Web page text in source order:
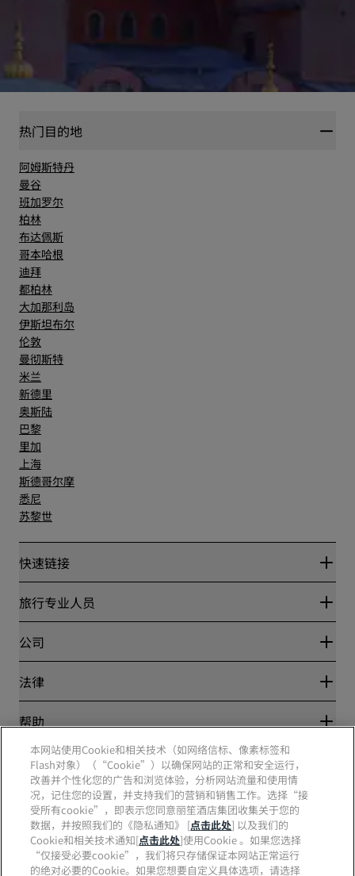
热门目的地
阿姆斯特丹
曼谷
班加罗尔
柏林
布达佩斯
哥本哈根
迪拜
都柏林
大加那利岛
伊斯坦布尔
伦敦
曼彻斯特
米兰
新德里
奥斯陆
巴黎
里加
上海
斯德哥尔摩
悉尼
苏黎世
快速链接
丽赏会
Blog
目的地
丽笙酒店集团APP
体育认证酒店
家庭友好型酒店
旅行专业人员
合作伙伴
公司
丽笙酒店集团
工作机会 RHG
工作机会 PPHE
工作机会 EHL
The Club by RHG
发展机会
责任经营
采购
法律
隐私中心
丽赏会条款和条件
网站使用协议
数字无障碍
现代奴隶制声明
帮助
消费者警示
联系方式
常见问题
网站地图
社交媒体
丽笙酒店集团品牌
本网站使用Cookie和相关技术（如网络信标、像素标签和
Flash对象）（“Cookie”）以确保网站的正常和安全运行，
改善并个性化您的广告和浏览体验，分析网站流量和使用情
况，记住您的设置，并支持我们的营销和销售工作。选择“接
受所有cookie”，即表示您同意丽笙酒店集团收集关于您的
数据，并按照我们的《隐私通知》 [点击此处] 以及我们的
Cookie和相关技术通知[点击此处]使用Cookie 。如果您选择
“仅接受必要cookie”，我们将只存储保证本网站正常运行
的绝对必要的Cookie。如果您想要自定义具体选项，请选择